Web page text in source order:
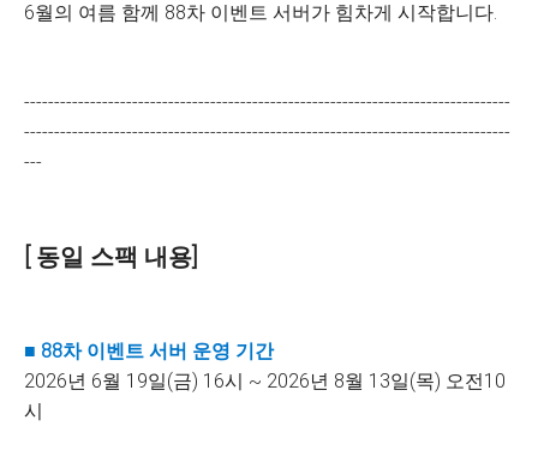
6월의 여름 함께 88차 이벤트 서버가 힘차게 시작합니다.
---------------------------------------------------------------------------------
---------------------------------------------------------------------------------
---
[ 동일 스팩 내용]
■ 88차이벤트 서버 운영 기간
2026년 6월 19일(금) 16시 ~ 2026년 8월 13일(목) 오전10
시